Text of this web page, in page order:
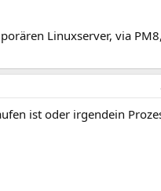
Linuxserver, via PM8,
ist oder irgendein